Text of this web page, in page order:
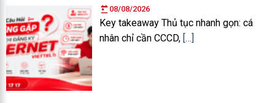
08/08/2026
Key takeaway Thủ tục nhanh gọn: cá
nhân chỉ cần CCCD, […]